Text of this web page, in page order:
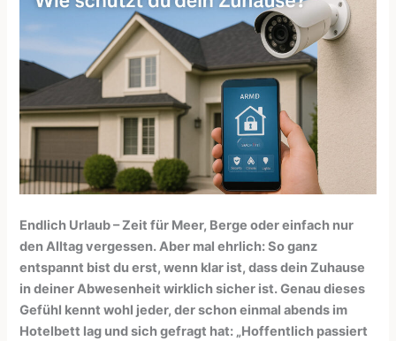
Endlich Urlaub – Zeit für Meer, Berge oder einfach nur
den Alltag vergessen. Aber mal ehrlich: So ganz
entspannt bist du erst, wenn klar ist, dass dein Zuhause
in deiner Abwesenheit wirklich sicher ist. Genau dieses
Gefühl kennt wohl jeder, der schon einmal abends im
Hotelbett lag und sich gefragt hat: „Hoffentlich passiert